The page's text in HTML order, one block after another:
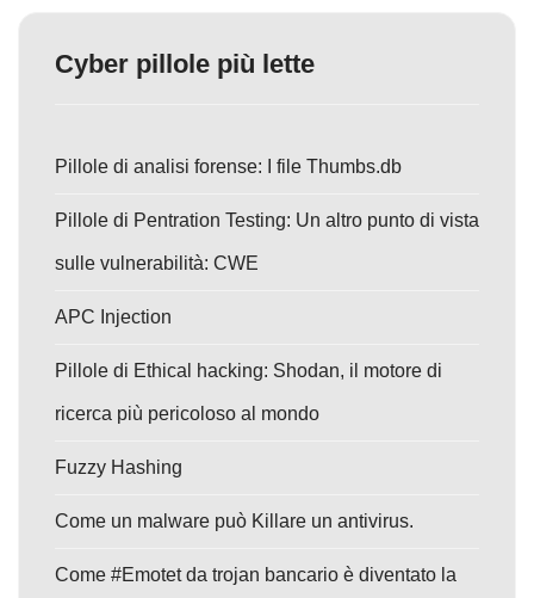
Cyber pillole più lette
Pillole di analisi forense: I file Thumbs.db
Pillole di Pentration Testing: Un altro punto di vista
sulle vulnerabilità: CWE
APC Injection
Pillole di Ethical hacking: Shodan, il motore di
ricerca più pericoloso al mondo
Fuzzy Hashing
Come un malware può Killare un antivirus.
Come #Emotet da trojan bancario è diventato la